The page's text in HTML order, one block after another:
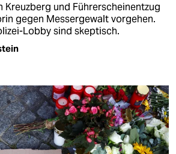
Kreuzberg und Führerscheinentzug
gegen Messergewalt vorgehen.
Lobby sind skeptisch.